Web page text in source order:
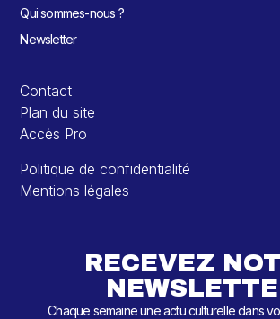
Qui sommes-nous ?
Newsletter
Contact
Plan du site
Accès Pro
Politique de confidentialité
Mentions légales
RECEVEZ
Chaque semaine une actu culturelle dans